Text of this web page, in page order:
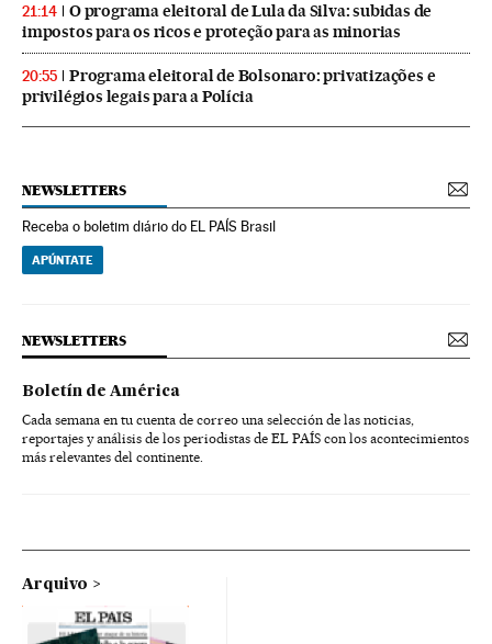
21:14
O programa eleitoral de Lula da Silva: subidas de
impostos para os ricos e proteção para as minorias
20:55
Programa eleitoral de Bolsonaro: privatizações e
privilégios legais para a Polícia
NEWSLETTERS
Receba o boletim diário do EL PAÍS Brasil
APÚNTATE
NEWSLETTERS
Boletín de América
Cada semana en tu cuenta de correo una selección de las noticias,
reportajes y análisis de los periodistas de EL PAÍS con los acontecimientos
más relevantes del continente.
Arquivo